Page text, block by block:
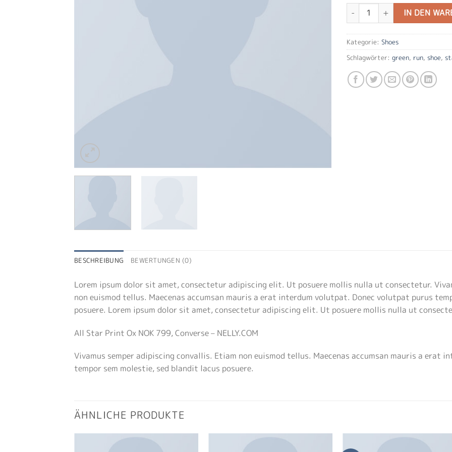
All Star Print Ox Converse
IN DEN
Kategorie: Shoes
Schlagwörter: green, run, shoe,
BESCHREIBUNG BEWERTUNGEN (0)
Lorem ipsum dolor sit amet, consectetur adipiscing elit. Ut posuere mollis nulla ut consectetur.
non euismod tellus. Maecenas accumsan mauris a erat interdum volutpat. Donec volutpat purus
posuere. Lorem ipsum dolor sit amet, consectetur adipiscing elit. Ut posuere mollis nulla ut
All Star Print Ox NOK 799, Converse – NELLY.COM
Vivamus semper adipiscing convallis. Etiam non euismod tellus. Maecenas accumsan mauris a erat
tempor sem molestie, sed blandit lacus posuere.
ÄHNLICHE PRODUKTE